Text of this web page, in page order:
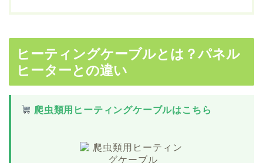
ヒーティングケーブルとは？パネル
ヒーターとの違い
爬虫類用ヒーティングケーブルはこちら